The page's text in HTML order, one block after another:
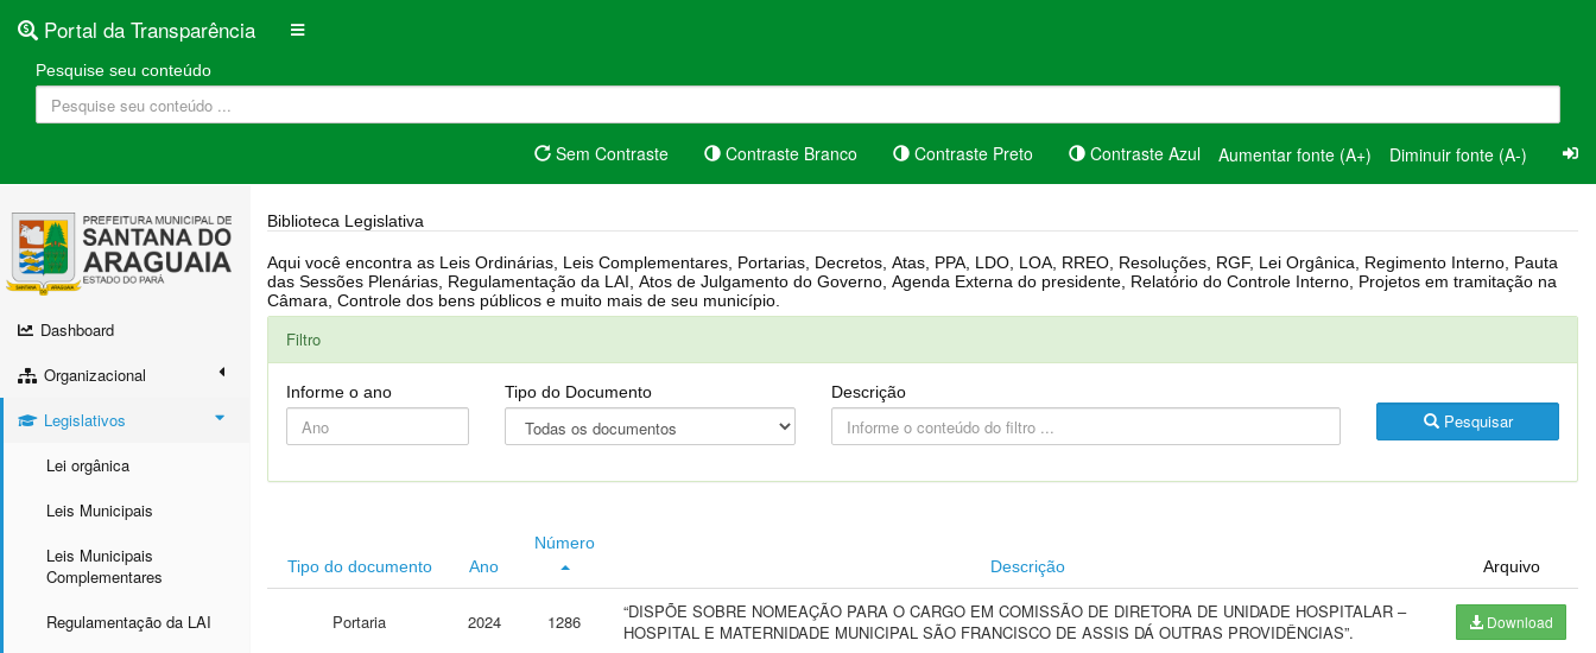
Portal da Transparência
Pesquise seu conteúdo
Sem Contraste Contraste Branco Contraste Preto Contraste Azul Aumentar fonte (A+) Diminuir fonte (A-)
Dashboard
Organizacional
Legislativos
Lei orgânica
Leis Municipais
Leis Municipais
Complementares
Regulamentação da LAI
Biblioteca Legislativa
Aqui você encontra as Leis Ordinárias, Leis Complementares, Portarias, Decretos, Atas, PPA, LDO, LOA, RREO, Resoluções, RGF, Lei Orgânica, Regimento Interno, Pauta
das Sessões Plenárias, Regulamentação da LAI, Atos de Julgamento do Governo, Agenda Externa do presidente, Relatório do Controle Interno, Projetos em tramitação na
Câmara, Controle dos bens públicos e muito mais de seu município.
Filtro
Informe o ano Tipo do Documento Descrição
Pesquisar
Tipo do documento Ano
Número
Descrição
Arquivo
Portaria 2024 1286
“DISPÕE SOBRE NOMEAÇÃO PARA O CARGO EM COMISSÃO DE DIRETORA DE UNIDADE HOSPITALAR –
HOSPITAL E MATERNIDADE MUNICIPAL SÃO FRANCISCO DE ASSIS DÁ OUTRAS PROVIDÊNCIAS”.
Download